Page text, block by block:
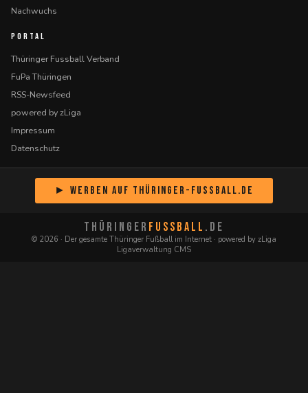
Nachwuchs
PORTAL
Thüringer Fussball Verband
FuPa Thüringen
RSS-Newsfeed
powered by zLiga
Impressum
Datenschutz
► Werben auf Thüringer-Fussball.de
THÜRINGER FUSSBALL .DE
© 2026 · Der gesamte Thüringer Fußball im Internet · powered by zLiga
Ligaverwaltung CMS